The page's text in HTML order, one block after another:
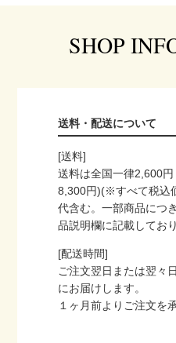
SHOP
送料・配送について
[送料]
送料は全国一律2,600
8,300円)(※すべて税込
代含む。一部商品につ
品説明欄に記載しており
[配送時間]
ご注文翌日または翌々
にお届けします。
１ヶ月前よりご注文を